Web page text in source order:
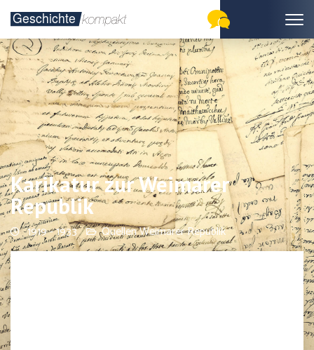
Karikatur zur Weimarer
Republik
1919 - 1933 Quellen Weimarer Republik